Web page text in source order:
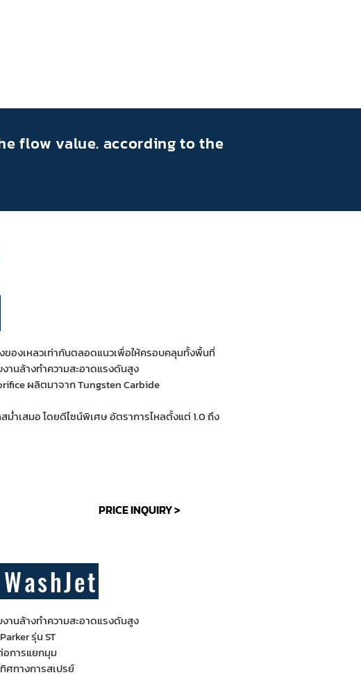
flow value. according to the
ของเหลวเท่ากันตลอดแนวเพื่อให้ครอบคลุมทั้งพื้นที่
านล้างทำความสะอาดแรงดันสูง
ผลิตมาจาก Tungsten Carbide
ม่ำเสมอ โดยดีไซน์พิเศษ อัตราการไหลตั้งแต่ 1.0 ถึง
PRICE INQUIRY >
านล้างทำความสะอาดแรงดันสูง
รุ่น ST
อการแยกมุม
ศทางการสเปรย์